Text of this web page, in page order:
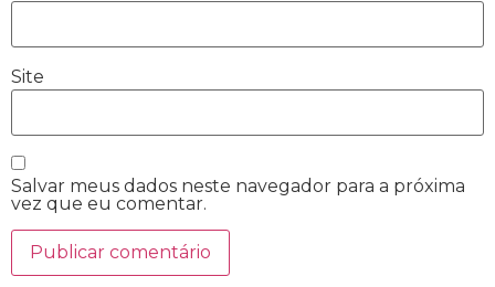
Site
Salvar meus dados neste navegador para a próxima
vez que eu comentar.